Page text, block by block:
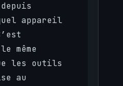
appareil
même
les outils
au